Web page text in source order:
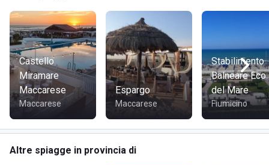
Lo stabilimento balneareParadise Beachsi trova a
Maccarese, in provincia diRoma,inVia Monti dell'Ara n
425,lungo il suggestivo litorale romano.
I SERVIZI DEL PARADISE BEACH
Castello
Miramare
Maccarese
Maccarese
Espargo
Maccarese
Stabilimento
Balneare Eco
del Mare
Fiumicino
Altre spiagge in provincia di